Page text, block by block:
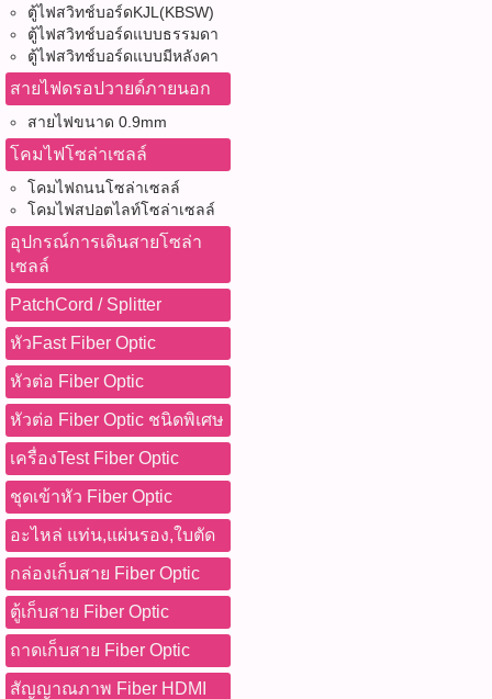
ตู้ไฟสวิทช์บอร์ดKJL(KBSW)
ตู้ไฟสวิทช์บอร์ดแบบธรรมดา
ตู้ไฟสวิทช์บอร์ดแบบมีหลังคา
สายไฟดรอปวายด์ภายนอก
สายไฟขนาด 0.9mm
โคมไฟโซล่าเซลล์
โคมไฟถนนโซล่าเซลล์
โคมไฟสปอตไลท์โซล่าเซลล์
อุปกรณ์การเดินสายโซล่า
เซลล์
PatchCord / Splitter
หัวFast Fiber Optic
หัวต่อ Fiber Optic
หัวต่อ Fiber Optic ชนิดพิเศษ
เครื่องTest Fiber Optic
ชุดเข้าหัว Fiber Optic
อะไหล่ แท่น,แผ่นรอง,ใบตัด
กล่องเก็บสาย Fiber Optic
ตู้เก็บสาย Fiber Optic
ถาดเก็บสาย Fiber Optic
สัญญาณภาพ Fiber HDMI